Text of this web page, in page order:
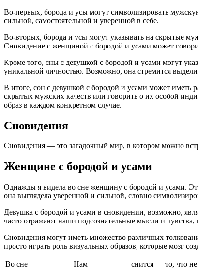
Во-первых, борода и усы могут символизировать
сильной, самостоятельной и уверенной в себе.
Во-вторых, борода и усы могут указывать на скрытые
Сновидение с женщиной с бородой и усами может
Кроме того, сны с девушкой с бородой и усами могут
уникальной личностью. Возможно, она стремится
В итоге, сон с девушкой с бородой и усами может
скрытых мужских качеств или говорить о их особой
образ в каждом конкретном случае.
Сновидения
Сновидения — это загадочный мир, в котором можно
Женщине с бородой и усами
Однажды я видела во сне женщину с бородой и усами.
она выглядела уверенной и сильной, словно
Девушка с бородой и усами в сновидении, возможно,
часто отражают наши подсознательные мысли и чувства,
Сновидения могут иметь множество различных
просто играть роль визуальных образов, которые мозг
Во сне Нам снится то, что не